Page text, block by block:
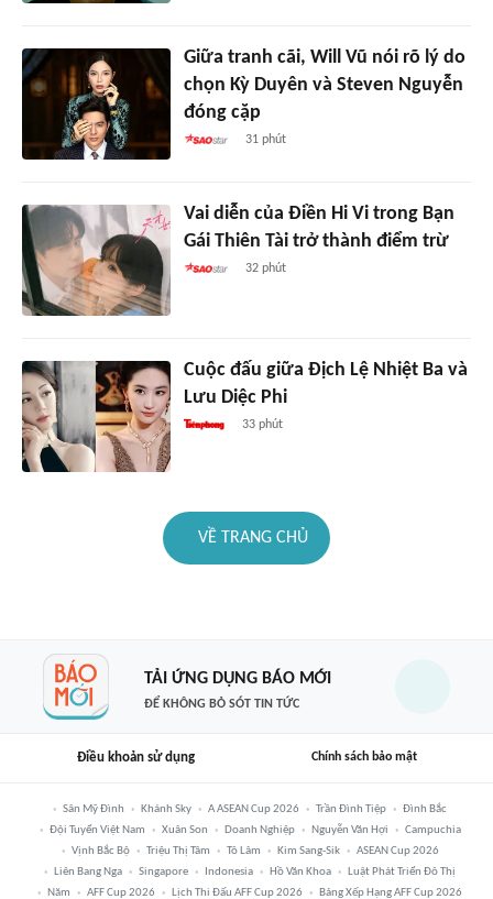
Giữa tranh cãi, Will Vũ nói rõ lý do
chọn Kỳ Duyên và Steven Nguyễn
đóng cặp
31 phút
Vai diễn của Điền Hi Vi trong Bạn
Gái Thiên Tài trở thành điểm trừ
32 phút
Cuộc đấu giữa Địch Lệ Nhiệt Ba và
Lưu Diệc Phi
33 phút
VỀ TRANG CHỦ
TẢI ỨNG DỤNG BÁO MỚI
ĐỂ KHÔNG BỎ SÓT TIN TỨC
Điều khoản sử dụng Chính sách bảo mật
Sân Mỹ Đình Khánh Sky A ASEAN Cup 2026 Trần Đình Tiệp
Đình Bắc
Đội Tuyển Việt Nam
Xuân Son Doanh Nghiệp Nguyễn Văn Hợi
Campuchia
Vịnh Bắc Bộ
Triệu Thị Tâm Tô Lâm Kim Sang-Sik
ASEAN Cup 2026
Liên Bang Nga
Singapore Indonesia Hồ Văn Khoa
Luật Phát Triển Đô Thị
Năm
AFF Cup 2026 Lịch Thi Đấu AFF Cup 2026 Bảng Xếp Hạng AFF Cup 2026